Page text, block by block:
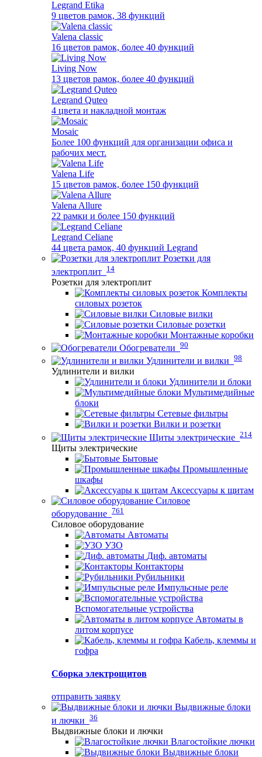
Legrand Etika
9 цветов рамок, 38 функций
Valena classic
16 цветов рамок, более 40 функций
Living Now
13 цветов рамок, более 40 функций
Legrand Quteo
4 цвета и накладной монтаж
Mosaic
Более 100 функций для организации офиса и
рабочих мест.
Valena Life
15 цветов рамок, более 150 функций
Valena Allure
22 рамки и более 150 функций
Legrand Celiane
44 цвета рамок, 40 функций Legrand
Розетки для
электроплит 14
Розетки для электроплит
Комплекты
силовых розеток
Силовые вилки
Силовые розетки
Монтажные коробки
Обогреватели 90
Удлинители и вилки 98
Удлинители и вилки
Удлинители и блоки
Мультимедийные
блоки
Сетевые фильтры
Вилки и розетки
Щиты электрические 214
Щиты электрические
Бытовые
Промышленные
шкафы
Аксессуары к щитам
Силовое
оборудование 761
Силовое оборудование
Автоматы
УЗО
Диф. автоматы
Контакторы
Рубильники
Импульсные реле
Вспомогательные устройства
Автоматы в
литом корпусе
Кабель, клеммы и
гофра
Сборка электрощитов
отправить заявку
Выдвижные блоки
и лючки 36
Выдвижные блоки и лючки
Влагостойкие лючки
Выдвижные блоки